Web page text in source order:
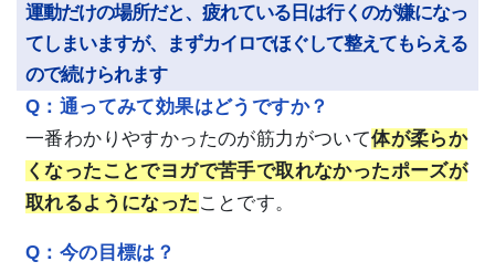
運動だけの場所だと、疲れている日は行くのが嫌になっ
てしまいますが、まずカイロでほぐして整えてもらえる
ので続けられます
Q：通ってみて効果はどうですか？
一番わかりやすかったのが筋力がついて体が柔らか
くなったことでヨガで苦手で取れなかったポーズが
取れるようになった ことです。
Q：今の目標は？